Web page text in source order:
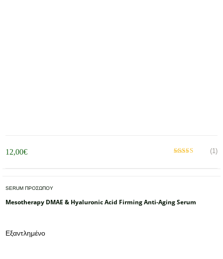
12,00€ (1)
SERUM ΠΡΟΣΩΠΟΥ
Mesotherapy DMAE & Hyaluronic Acid Firming Anti-Aging Serum
Εξαντλημένο